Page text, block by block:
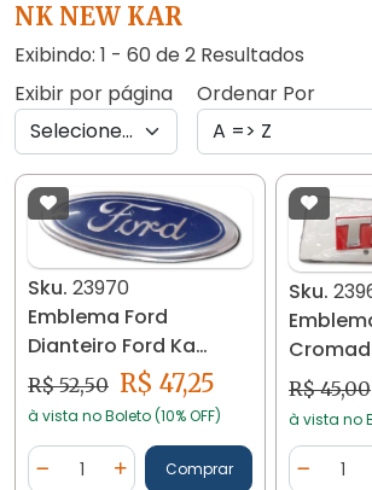
NK NEW KAR
Exibindo: 1 - 60 de 2 Resultados
Exibir por página
Ordenar Por
Sku. 23970
Emblema Ford
Dianteiro Ford Ka
23970
R$ 52,50 R$ 47,25
à vista no Boleto (10% OFF)
Diminuir Quantidade
Quantidade
Adicionar Quantidade
Comprar
Sku.
23964
R$ 45,00
à vista no